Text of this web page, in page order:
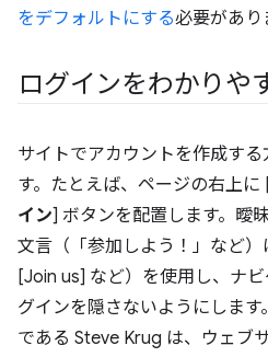
をデフォルトにする必要があり
ログインをわかりや
サイトでアカウントを作成す
す。たとえば、ページの右上に
イン] ボタンを配置します。曖
文言（「参加しよう！」など）
[Join us] など）を使用し、ナ
グインを隠さないようにしま
である Steve Krug は、ウェブ